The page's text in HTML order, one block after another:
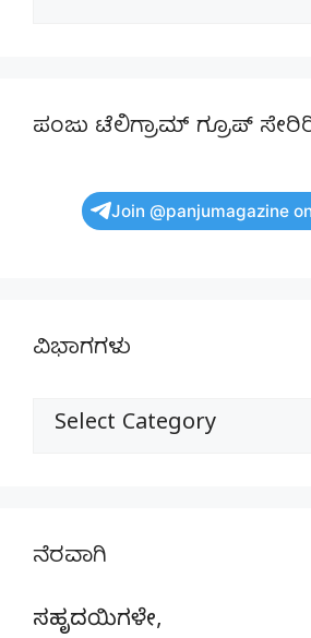
ಪಂಜು ಟೆಲಿಗ್ರಾಮ್ ಗ್ರೂಪ್
Join @panjumagazine
ವಿಭಾಗಗಳು
ವಿಭಾಗಗಳು
ನೆರವಾಗಿ
ಸಹೃದಯಿಗಳೇ,